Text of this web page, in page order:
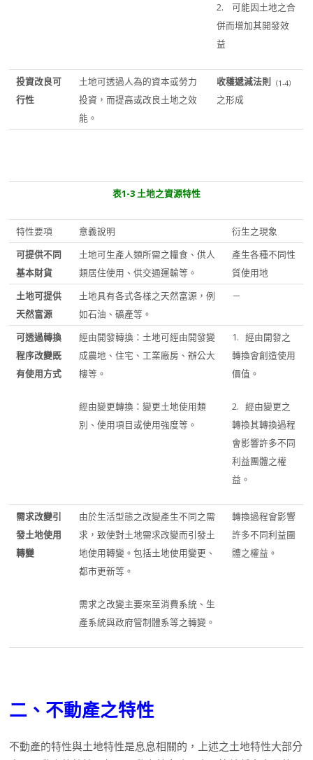
2. 可能因土地之合
併而增加其開發效
益
投資改良可
行性
土地可透過人為的資本或勞力
投資，而提高或改良土地之效
能。
收穫遞減法則 （1-4）
之形成
表1-3土地之資源特性
特性要項 意義說明
衍生之現象
可提供不同
基本財貨
土地可生產人類所需之糧食、供人
類居住使用、供交通運輸等。
產生各種不同性
質使用地
土地可提供
天然富源
土地具有各式各樣之天然富源，例
如石油、礦產等。
－
可透過轉換
程序改變既
有使用方式
經由開發轉換：土地可經由開發變
成農地、住宅、工業廠房、辦公大
樓等。
經由變更轉換：變更土地使用類
別、使用項目或使用強度等。
1. 經由開發之
轉換會創造使用
價值。
2. 經由變更之
轉換其轉換過程
會影響許多不同
利益團體之權
益。
需求改變引
發土地使用
轉變
由於生活型態之改變產生不同之需
求，致使對土地需求改變而引發土
地使用轉變。包括土地使用變更、
都市更新等。
需求之改變主要來至消費系統、生
產系統與政府管制體系等之轉變。
轉換過程會影響
許多不同利益團
體之權益。
二、不動產之特性
不動產的特性與土地特性是息息相關的，上述之土地特性大部分